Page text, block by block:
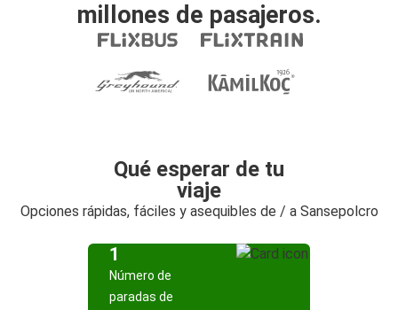
millones de pasajeros.
Qué esperar de tu
viaje
Opciones rápidas, fáciles y asequibles de / a Sansepolcro
1
Número de
paradas de